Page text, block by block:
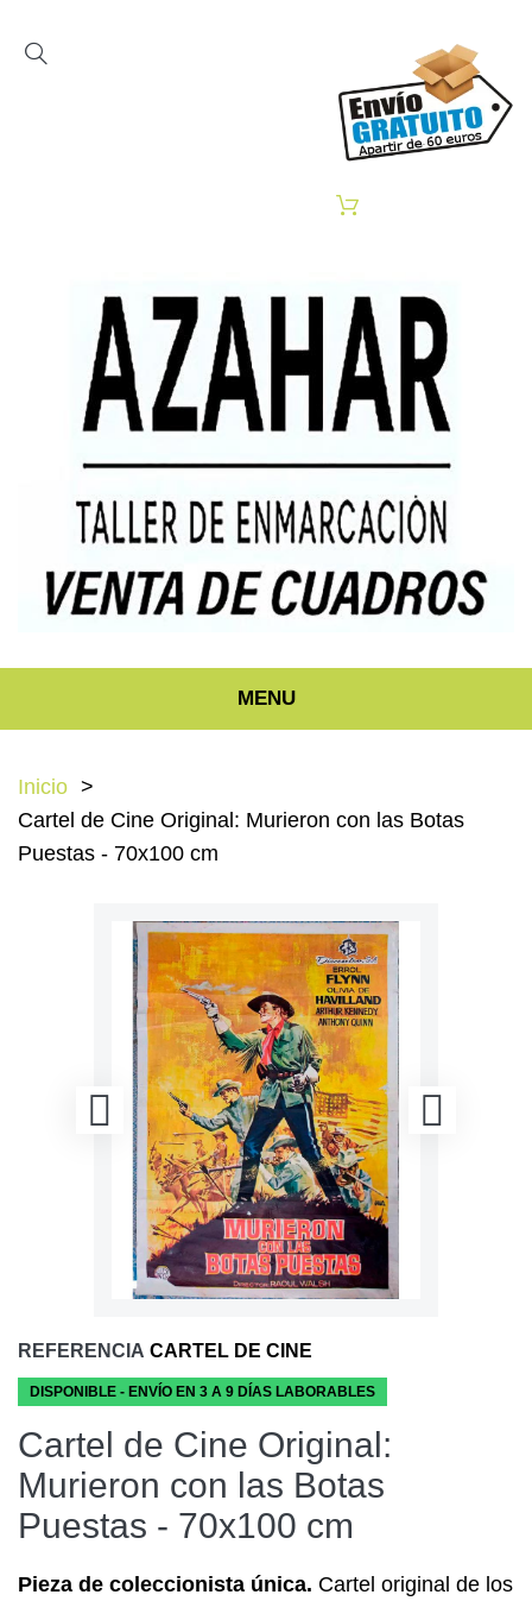
MENU
Inicio
Cartel de Cine Original: Murieron con las Botas
Puestas - 70x100 cm
REFERENCIA CARTEL DE CINE
DISPONIBLE - ENVÍO EN 3 A 9 DÍAS LABORABLES
Cartel de Cine Original:
Murieron con las Botas
Puestas - 70x100 cm
Pieza de coleccionista única. Cartel original de los